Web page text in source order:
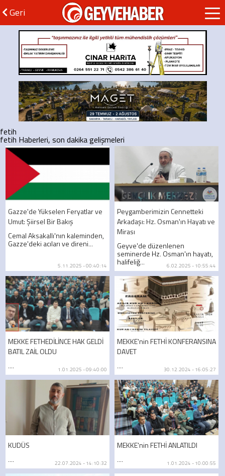
Geri GEYVEHABER
fetih
fetih Haberleri, son dakika gelişmeleri
Gazze'de Yükselen Feryatlar ve
Umut: Şiirsel Bir Bakış
Cemal Aksakallı'nın kaleminden,
Gazze'deki acıları ve direni...
5.11.2025 - 00:40:14
Peygamberimizin Cennetteki
Arkadaşı: Hz. Osman'ın Hayatı ve
Mirası
Geyve'de düzenlenen
seminerde Hz. Osman'ın hayatı,
halifeliğ... 6.02.2025 - 10:55:44
MEKKE FETHEDİLİNCE HAK GELDİ
BATIL ZAİL OLDU
....
1.01.2025 - 09:40:00
MEKKE'nin FETHİ KONFERANSINA
DAVET
....
30.12.2024 - 16:05:27
KUDÜS
....
22.07.2024 - 14:10:32
MEKKE'nin FETHİ ANLATILDI
....
1.01.2024 - 10:00:55